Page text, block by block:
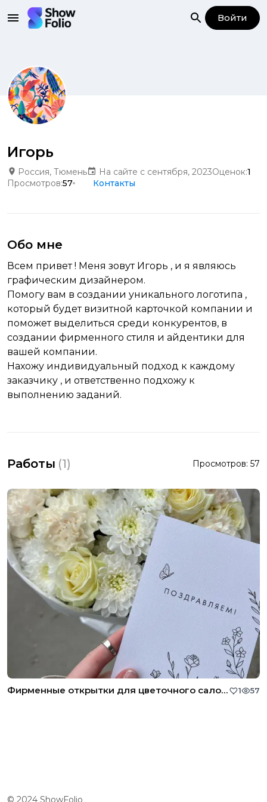
Войти
Игорь
Россия, Тюмень На сайте с сентября, 2023Оценок:1
Просмотров:57 Контакты
Обо мне
Всем привет ! Меня зовут Игорь , и я являюсь
графическим дизайнером.
Помогу вам в создании уникального логотипа ,
который будет визитной карточкой компании и
поможет выделиться среди конкурентов, в
создании фирменного стиля и айдентики для
вашей компании.
Нахожу индивидуальный подход к каждому
заказчику , и ответственно подхожу к
выполнению заданий.
Работы (1) Просмотров: 57
Фирменные открытки для цветочного салона 1 57
© 2024 ShowFolio